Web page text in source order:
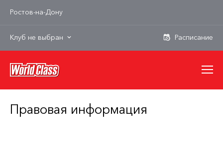
Ростов-на-Дону
Клуб не выбран
Правовая информация